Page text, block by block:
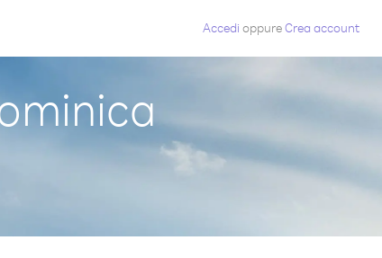
Accedi oppureCrea account